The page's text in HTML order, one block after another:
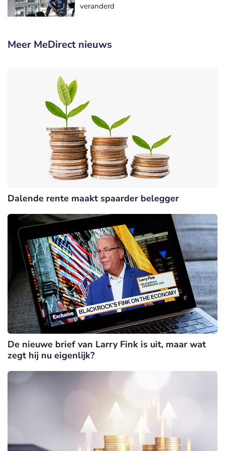
veranderd
Meer MeDirect nieuws
Dalende rente maakt spaarder belegger
De nieuwe brief van Larry Fink is uit, maar wat
zegt hij nu eigenlijk?